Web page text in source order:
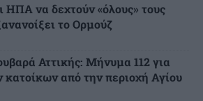
ΗΠΑ να δεχτούν «όλους» τους
το Ορμούζ
Αττικής: Μήνυμα 112 για
από την περιοχή Αγίου